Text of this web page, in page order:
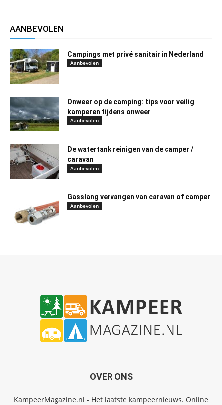
AANBEVOLEN
Campings met privé sanitair in Nederland
Aanbevolen
Onweer op de camping: tips voor veilig
kamperen tijdens onweer
Aanbevolen
De watertank reinigen van de camper /
caravan
Aanbevolen
Gasslang vervangen van caravan of camper
Aanbevolen
OVER ONS
KampeerMagazine.nl - Het laatste kampeernieuws. Online